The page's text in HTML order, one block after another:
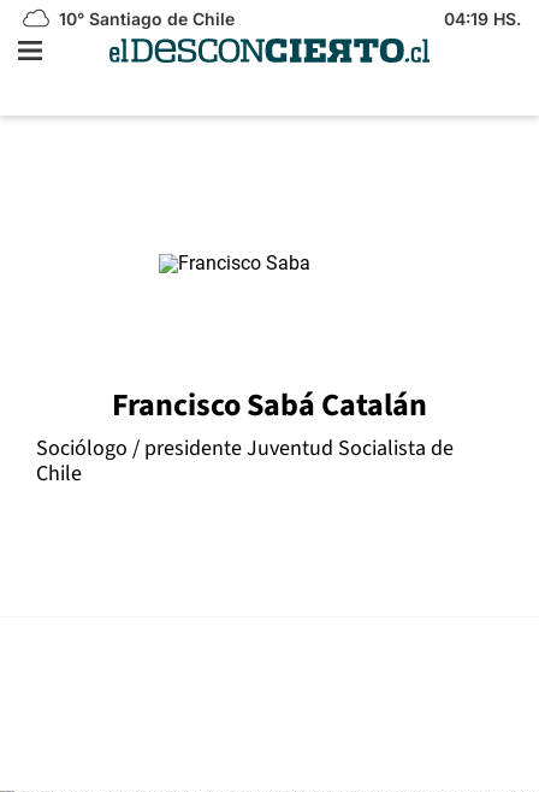
10° Santiago de Chile 04:19 HS.
Francisco Sabá Catalán
Sociólogo / presidente Juventud Socialista de
Chile